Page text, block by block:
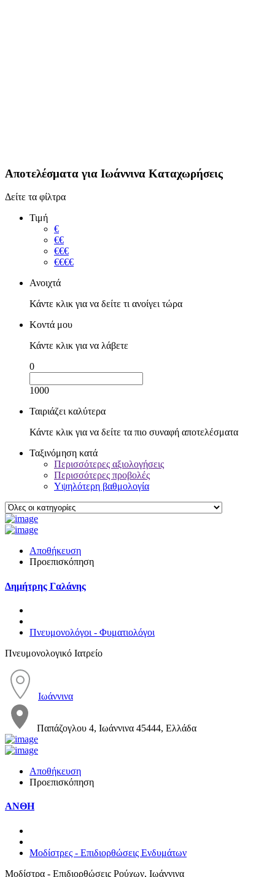
Αποτελέσματα για Ιωάννινα Καταχωρήσεις
Δείτε τα φίλτρα
Τιμή
€
€€
€€€
€€€€
Ανοιχτά
Κάντε κλικ για να δείτε τι ανοίγει τώρα
Κοντά μου
Κάντε κλικ για να λάβετε
0
1000
Ταιριάζει καλύτερα
Κάντε κλικ για να δείτε τα πιο συναφή αποτελέσματα
Ταξινόμηση κατά
Περισσότερες αξιολογήσεις
Περισσότερες προβολές
Υψηλότερη βαθμολογία
Αποθήκευση
Προεπισκόπηση
Δημήτρης Γαλάνης
Πνευμονολόγοι - Φυματιολόγοι
Πνευμονολογικό Ιατρείο
Ιωάννινα
Παπάζογλου 4, Ιωάννινα 45444, Ελλάδα
Αποθήκευση
Προεπισκόπηση
ΑΝΘΗ
Μοδίστρες - Επιδιορθώσεις Ενδυμάτων
Μοδίστρα - Επιδιορθώσεις Ρούχων, Ιωάννινα